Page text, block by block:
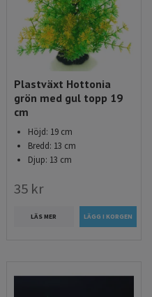
Plastväxt Hottonia
grön med gul topp 19
cm
Höjd: 19 cm
Bredd: 13 cm
Djup: 13 cm
35 kr
LÄS MER